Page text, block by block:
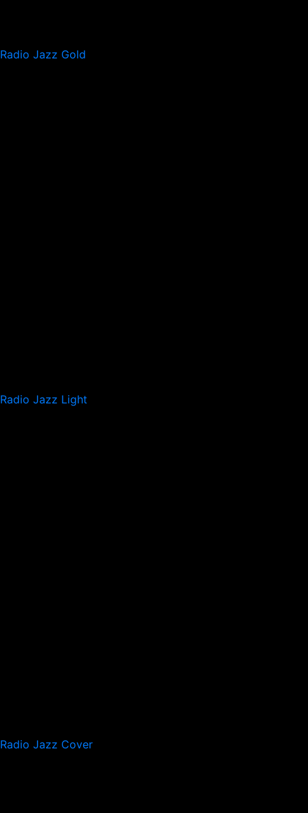
Radio Jazz Gold
Radio Jazz Light
Radio Jazz Cover